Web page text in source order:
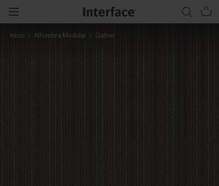
Inicio Alfombra Modular Gather